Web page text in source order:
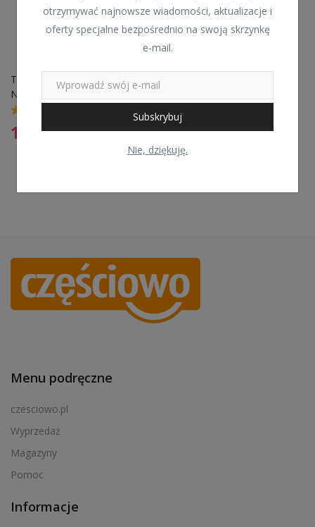
otrzymywać najnowsze wiadomości, aktualizacje i
oferty specjalne bezpośrednio na swoją skrzynkę
e-mail.
Subskrybuj
Nie, dziękuję.
TARCZA SZLIFIERKI ENERGY
NE00580T DO CIĘCIA
12,99zł
Menu podręczne
czesciowo.pl
Wyprzedaż
Magazyny
Pomoc
Informacje